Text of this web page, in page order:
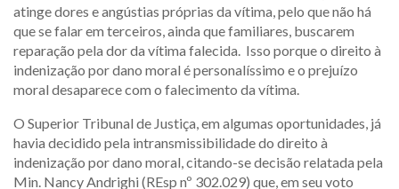
atinge dores e angústias próprias da vítima, pelo que não há
que se falar em terceiros, ainda que familiares, buscarem
reparação pela dor da vítima falecida. Isso porque o direito à
indenização por dano moral é personalíssimo e o prejuízo
moral desaparece com o falecimento da vítima.
O Superior Tribunal de Justiça, em algumas oportunidades, já
havia decidido pela intransmissibilidade do direito à
indenização por dano moral, citando-se decisão relatada pela
Min. Nancy Andrighi (REsp nº 302.029) que, em seu voto